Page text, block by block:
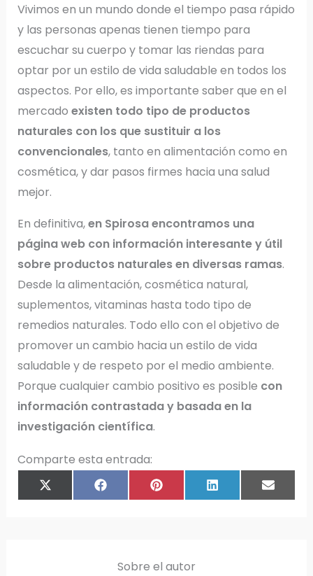
Vivimos en un mundo donde el tiempo pasa rápido
y las personas apenas tienen tiempo para
escuchar su cuerpo y tomar las riendas para
optar por un estilo de vida saludable en todos los
aspectos. Por ello, es importante saber que en el
mercado existen todo tipo de productos
naturales con los que sustituir a los
convencionales, tanto en alimentación como en
cosmética, y dar pasos firmes hacia una salud
mejor.
En definitiva,en Spirosa encontramos una
página web con información interesante y útil
sobre productos naturales en diversas ramas.
Desde la alimentación, cosmética natural,
suplementos, vitaminas hasta todo tipo de
remedios naturales. Todo ello con el objetivo de
promover un cambio hacia un estilo de vida
saludable y de respeto por el medio ambiente.
Porque cualquier cambio positivo es posible con
información contrastada y basada en la
investigación científica.
Comparte esta entrada:
COMPARTIR
EN
X
T
COMPARTIR
F
C
COMPARTIR
P
N
COMPARTIR
EN
L
N
E
A
Sobre el autor